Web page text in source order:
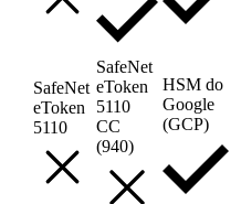
SafeNet
eToken
5110
SafeNet
eToken
5110
CC
(940)
HSM do
Google
(GCP)